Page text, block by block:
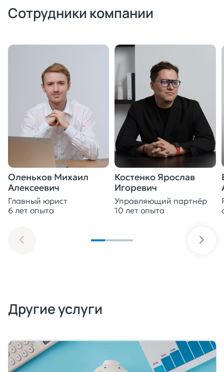
Сотрудники компании
Оленьков Михаил
Алексеевич
Главный юрист
6 лет опыта
Костенко Ярослав
Игоревич
Управляющий партнёр
10 лет опыта
Другие услуги